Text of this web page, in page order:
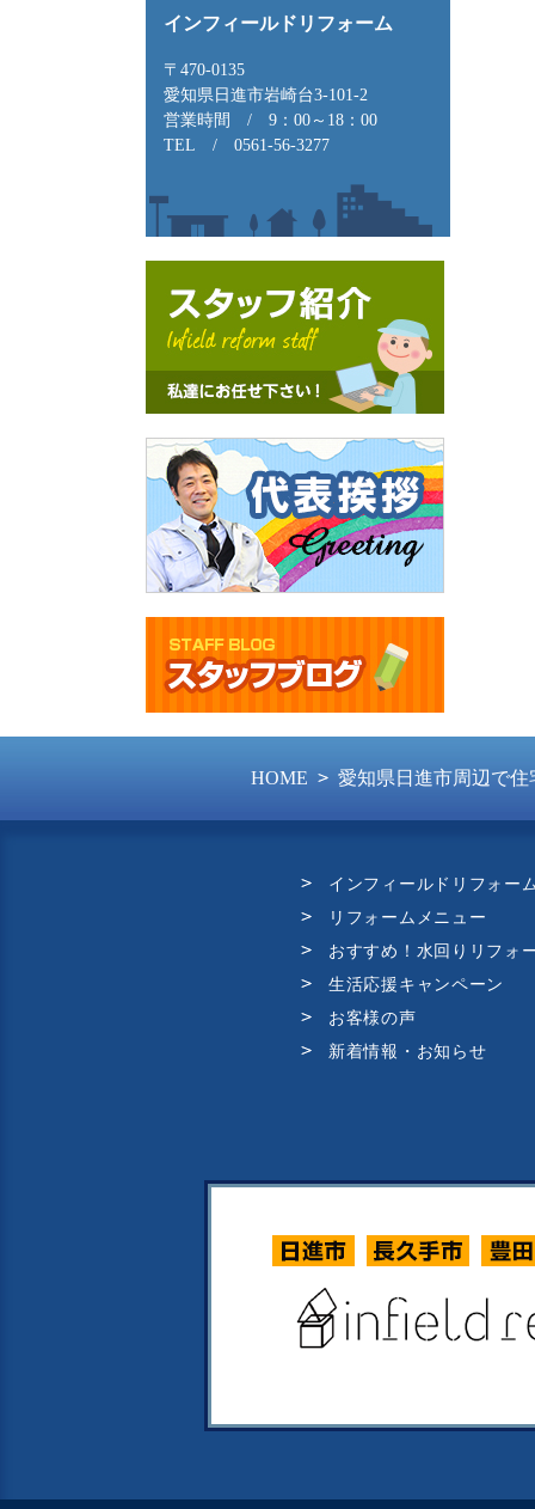
インフィールドリフォーム
〒470-0135
愛知県日進市岩崎台3-101-2
営業時間
/
9：00～18：00
TEL
/ 0561-56-3277
HOME 愛知県日進市周辺で
インフィールドリフォー
リフォームメニュー
おすすめ！水回りリフォ
生活応援キャンペーン
お客様の声
新着情報・お知らせ